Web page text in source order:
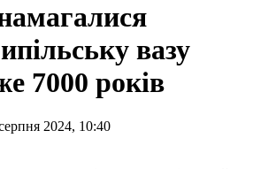
вазу
7000 років
2024, 10:40